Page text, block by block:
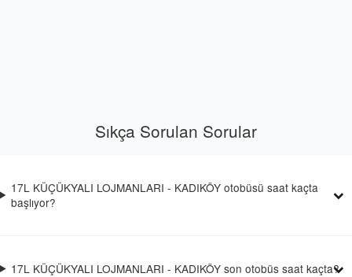
Sıkça Sorulan Sorular
17L KÜÇÜKYALI LOJMANLARI - KADIKÖY otobüsü saat kaçta
başlıyor?
17L KÜÇÜKYALI LOJMANLARI - KADIKÖY son otobüs saat kaçta?